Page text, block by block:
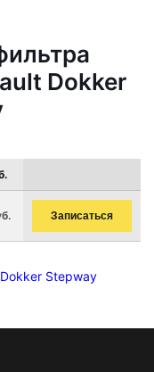
Dokker
Записаться
Stepway